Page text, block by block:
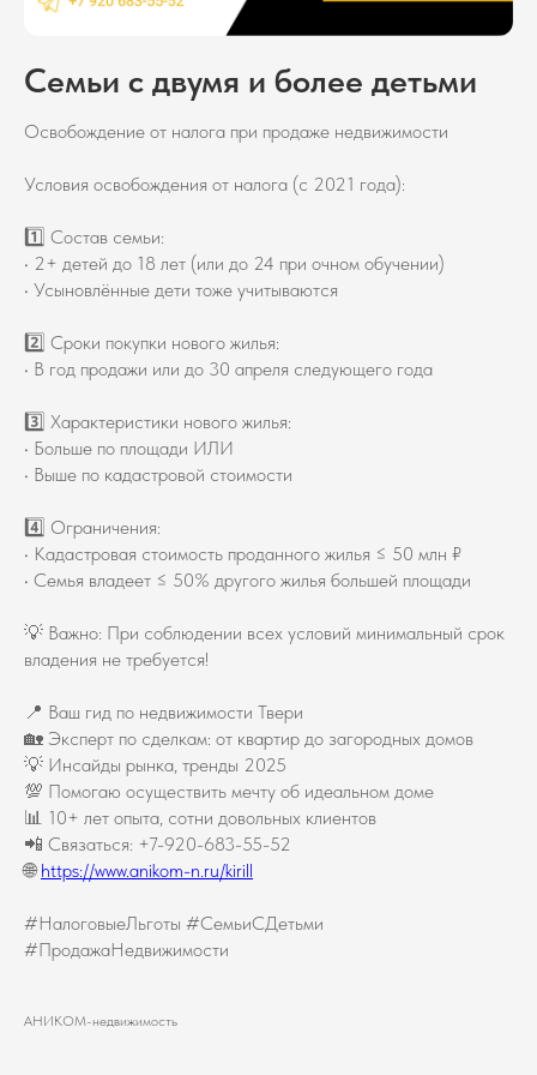
Семьи с двумя и более детьми
Освобождение от налога при продаже недвижимости
Условия освобождения от налога (с 2021 года):
1️⃣ Состав семьи:
• 2+ детей до 18 лет (или до 24 при очном обучении)
• Усыновлённые дети тоже учитываются
2️⃣ Сроки покупки нового жилья:
• В год продажи или до 30 апреля следующего года
3️⃣ Характеристики нового жилья:
• Больше по площади ИЛИ
• Выше по кадастровой стоимости
4️⃣ Ограничения:
• Кадастровая стоимость проданного жилья ≤ 50 млн ₽
• Семья владеет ≤ 50% другого жилья большей площади
💡 Важно: При соблюдении всех условий минимальный срок
владения не требуется!
📍 Ваш гид по недвижимости Твери
🏡 Эксперт по сделкам: от квартир до загородных домов
💡 Инсайды рынка, тренды 2025
💯 Помогаю осуществить мечту об идеальном доме
📊 10+ лет опыта, сотни довольных клиентов
📲 Связаться: +7-920-683-55-52
🌐 https://www.anikom-n.ru/kirill
#НалоговыеЛьготы #СемьиСДетьми
#ПродажаНедвижимости
АНИКОМ-недвижимость